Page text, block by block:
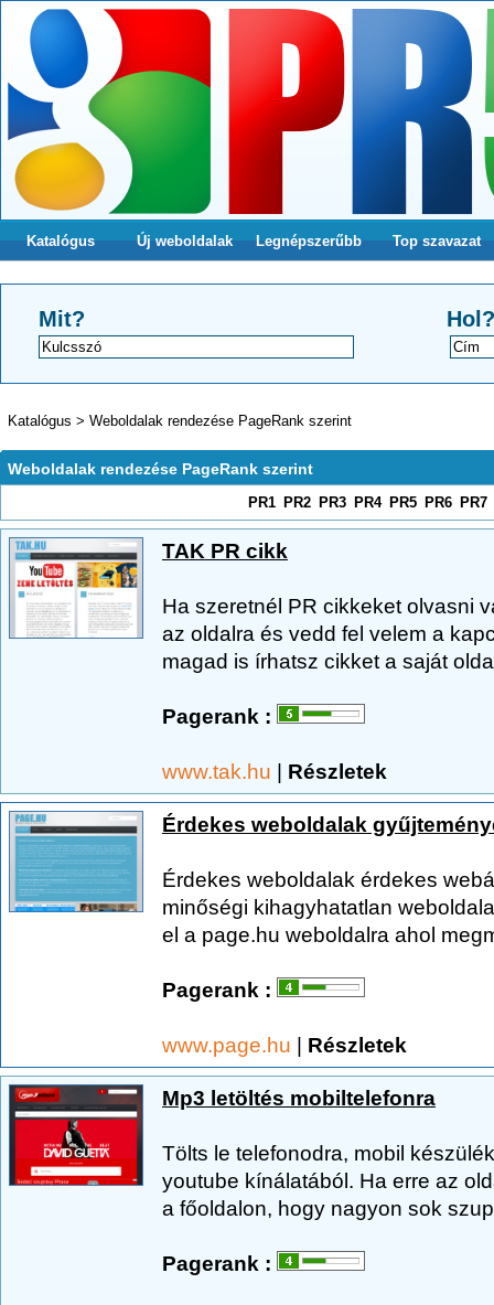
Katalógus Új weboldalak Legnépszerűbb Top szavazat
Mit? Hol?
Katalógus > Weboldalak rendezése PageRank szerint
Weboldalak rendezése PageRank szerint
PR1 PR2 PR3 PR4 PR5 PR6 PR7
TAK PR cikk
Ha szeretnél PR cikkeket olvasni
az oldalra és vedd fel velem a
magad is írhatsz cikket a saját
Pagerank :
www.tak.hu | Részletek
Érdekes weboldalak
Érdekes weboldalak érdekes
minőségi kihagyhatatlan
el a page.hu weboldalra ahol
Pagerank :
www.page.hu | Részletek
Mp3 letöltés mobiltelefonra
Tölts le telefonodra, mobil
youtube kínálatából. Ha erre az
a főoldalon, hogy nagyon sok
Pagerank :